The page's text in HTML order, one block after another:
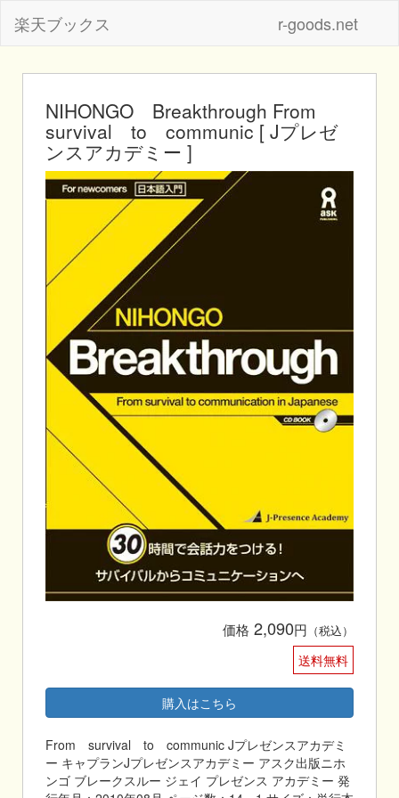
楽天ブックス r-goods.net
NIHONGO Breakthrough From
survival to communic [ Jプレゼ
ンスアカデミー ]
価格 2,090円 （税込）
送料無料
購入はこちら
From survival to communic Jプレゼンスアカデミ
ー キャプランJプレゼンスアカデミー アスク出版ニホ
ンゴ ブレークスルー ジェイ プレゼンス アカデミー 発